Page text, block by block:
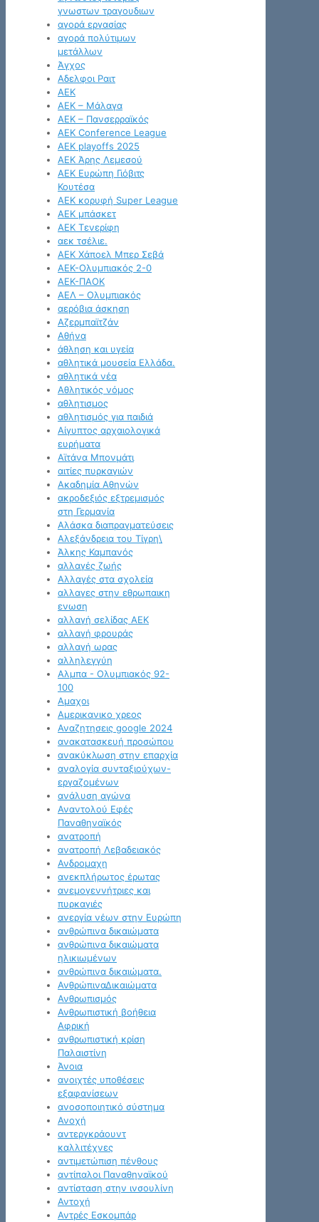
γνωστων τραγουδιων
αγορά εργασίας
αγορά πολύτιμων
μετάλλων
Άγχος
Αδελφοι Ραιτ
ΑΕΚ
ΑΕΚ – Μάλαγα
ΑΕΚ – Πανσερραϊκός
ΑΕΚ Conference League
ΑΕΚ playoffs 2025
ΑΕΚ Άρης Λεμεσού
ΑΕΚ Ευρώπη Γιόβιτς
Κουτέσα
ΑΕΚ κορυφή Super League
ΑΕΚ μπάσκετ
ΑΕΚ Τενερίφη
αεκ τσέλιε.
ΑΕΚ Χάποελ Μπερ Σεβά
ΑΕΚ-Ολυμπιακός 2-0
ΑΕΚ-ΠΑΟΚ
ΑΕΛ – Ολυμπιακός
αερόβια άσκηση
Αζερμπαϊτζάν
Αθήνα
άθληση και υγεία
αθλητικά μουσεία Ελλάδα.
αθλητικά νέα
Αθλητικός νόμος
αθλητισμος
αθλητισμός για παιδιά
Αίγυπτος αρχαιολογικά
ευρήματα
Αϊτάνα Μπονμάτι
αιτίες πυρκαγιών
Ακαδημία Αθηνών
ακροδεξιός εξτρεμισμός
στη Γερμανία
Αλάσκα διαπραγματεύσεις
Αλεξάνδρεια του Τίγρη\
Άλκης Καμπανός
αλλαγές ζωής
Αλλαγές στα σχολεία
αλλαγες στην εθρωπαικη
ενωση
αλλαγή σελίδας ΑΕΚ
αλλαγή φρουράς
αλλαγή ωρας
αλληλεγγύη
Αλμπα - Ολυμπιακός 92-
100
Αμαχοι
Αμερικανικο χρεος
Αναζητησεις google 2024
ανακατασκευή προσώπου
ανακύκλωση στην επαρχία
αναλογία συνταξιούχων-
εργαζομένων
ανάλυση αγώνα
Αναντολού Εφές
Παναθηναϊκός
ανατροπή
ανατροπή Λεβαδειακός
Ανδρομαχη
ανεκπλήρωτος έρωτας
ανεμογεννήτριες και
πυρκαγιές
ανεργία νέων στην Ευρώπη
ανθρώπινα δικαιώματα
ανθρώπινα δικαιώματα
ηλικιωμένων
ανθρώπινα δικαιώματα.
ΑνθρώπιναΔικαιώματα
Ανθρωπισμός
Ανθρωπιστική βοήθεια
Αφρική
ανθρωπιστική κρίση
Παλαιστίνη
Άνοια
ανοιχτές υποθέσεις
εξαφανίσεων
ανοσοποιητικό σύστημα
Ανοχή
αντεργκράουντ
καλλιτέχνες
αντιμετώπιση πένθους
αντίπαλοι Παναθηναϊκού
αντίσταση στην ινσουλίνη
Αντοχή
Αντρές Εσκομπάρ